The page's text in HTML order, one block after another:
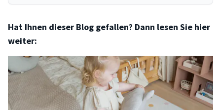
Hat Ihnen dieser Blog gefallen? Dann lesen Sie hier
weiter: